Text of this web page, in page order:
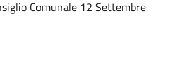
Comunale 12 Settembre